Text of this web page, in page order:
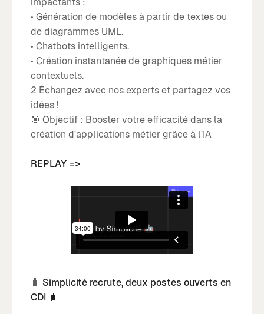
• Génération de modèles à partir de textes ou
de diagrammes UML.
• Chatbots intelligents.
• Création instantanée de graphiques métier
contextuels.
2️ Échangez avec nos experts et partagez vos
idées !
🎯 Objectif : Booster votre efficacité dans la
création d'applications métier grâce à l'IA
REPLAY =>
🧳 Simplicité recrute, deux postes ouverts en
CDI 🧳